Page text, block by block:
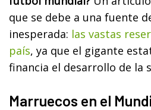
que se debe a una fuente
inesperada: las vastas
país, ya que el gigante
financia el desarrollo de la
Marruecos en el